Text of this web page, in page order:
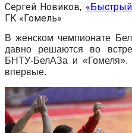
Сергей Новиков,
ГК «Гомель»
В женском чемпионате
давно решаются во
БНТУ-БелАЗа и «Гомеля».
впервые.